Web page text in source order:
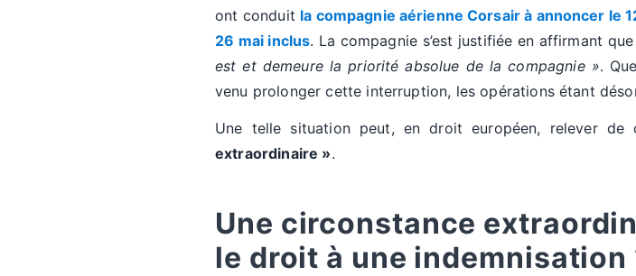
ont conduit la compagnie aérienne Corsair à annoncer le
26 mai inclus. La compagnie s’est justifiée en affirmant que
est et demeure la priorité absolue de la compagnie ».
venu prolonger cette interruption, les opérations étant
Une telle situation peut, en droit européen, relever de
extraordinaire ».
Une circonstance
le droit à une indemnisation